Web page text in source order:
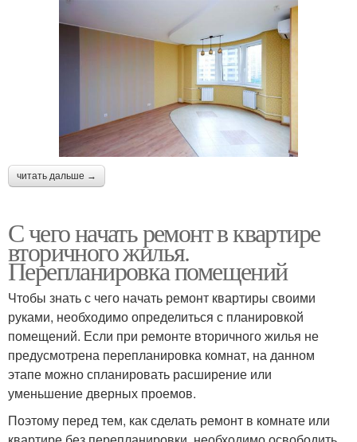
читать дальше →
С чего начать ремонт в квартире
вторичного жилья.
Перепланировка помещений
Чтобы знать с чего начать ремонт квартиры своими
руками, необходимо определиться с планировкой
помещений. Если при ремонте вторичного жилья не
предусмотрена перепланировка комнат, на данном
этапе можно спланировать расширение или
уменьшение дверных проемов.
Поэтому перед тем, как сделать ремонт в комнате или